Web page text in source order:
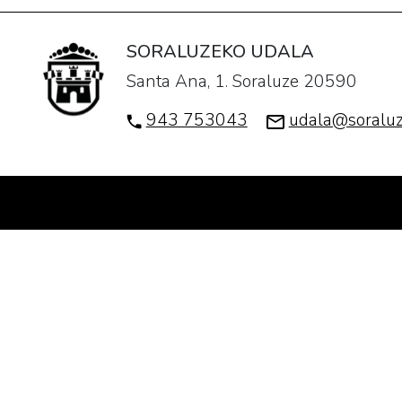
SORALUZEKO UDALA
Santa Ana, 1. Soraluze 20590
943 753043